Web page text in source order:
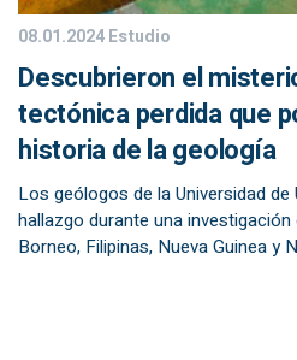
08.01.2024Estudio
Descubrieron el
tectónica perdida que
historia de la geología
Los geólogos de la Universidad
hallazgo durante una
Borneo, Filipinas, Nueva Guinea y